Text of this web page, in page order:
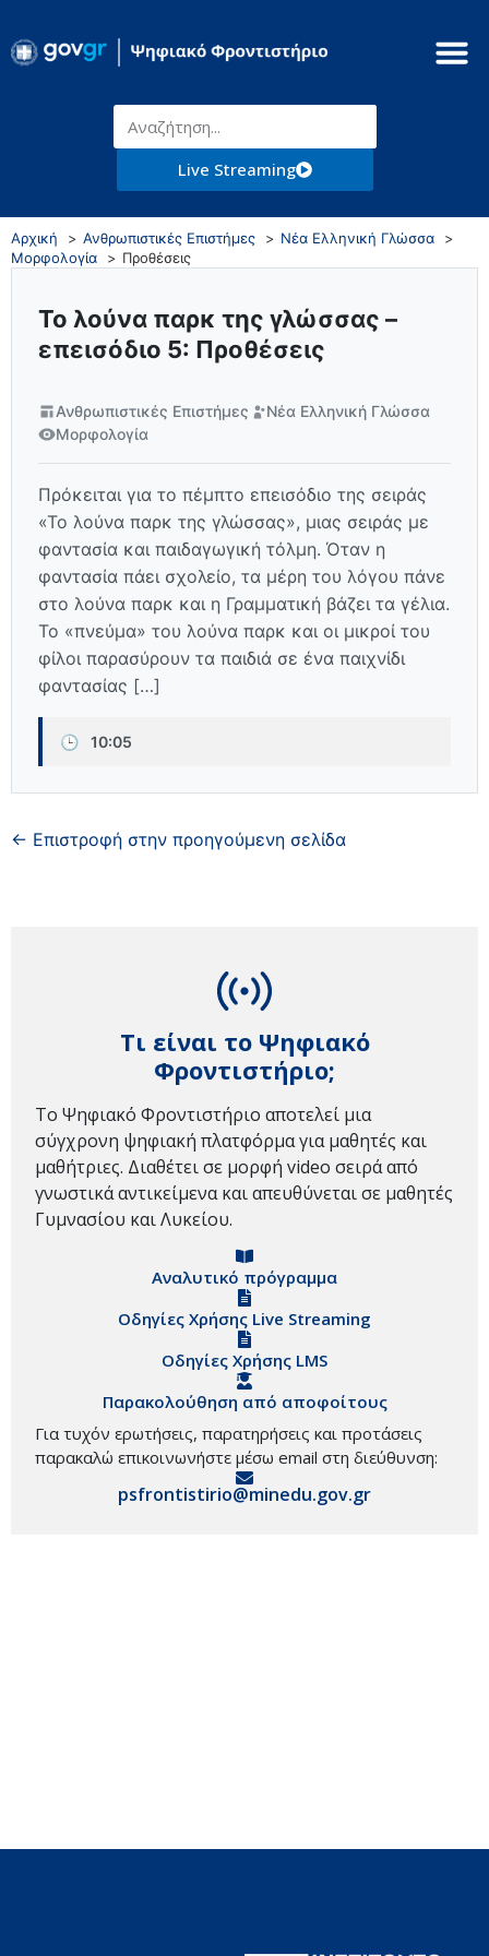
Live Streaming
Αρχική Ανθρωπιστικές Επιστήμες
Νέα Ελληνική Γλώσσα
Μορφολογία
Προθέσεις
Το λούνα παρκ της γλώσσας –
επεισόδιο 5: Προθέσεις
Ανθρωπιστικές Επιστήμες
Νέα Ελληνική Γλώσσα
Μορφολογία
Πρόκειται για το πέμπτο επεισόδιο της σειράς
«Το λούνα παρκ της γλώσσας», μιας σειράς με
φαντασία και παιδαγωγική τόλμη. Όταν η
φαντασία πάει σχολείο, τα μέρη του λόγου πάνε
στο λούνα παρκ και η Γραμματική βάζει τα γέλια.
Το «πνεύμα» του λούνα παρκ και οι μικροί του
φίλοι παρασύρουν τα παιδιά σε ένα παιχνίδι
φαντασίας […]
🕒 10:05
← Επιστροφή στην προηγούμενη σελίδα
Τι είναι το Ψηφιακό
Φροντιστήριο;
Το Ψηφιακό Φροντιστήριο αποτελεί μια
σύγχρονη ψηφιακή πλατφόρμα για μαθητές και
μαθήτριες. Διαθέτει σε μορφή video σειρά από
γνωστικά αντικείμενα και απευθύνεται σε μαθητές
Γυμνασίου και Λυκείου.
Αναλυτικό πρόγραμμα
Οδηγίες Χρήσης Live Streaming
Οδηγίες Χρήσης LMS
Παρακολούθηση από αποφοίτους
Για τυχόν ερωτήσεις, παρατηρήσεις και προτάσεις
παρακαλώ επικοινωνήστε μέσω email στη διεύθυνση:
psfrontistirio@minedu.gov.gr